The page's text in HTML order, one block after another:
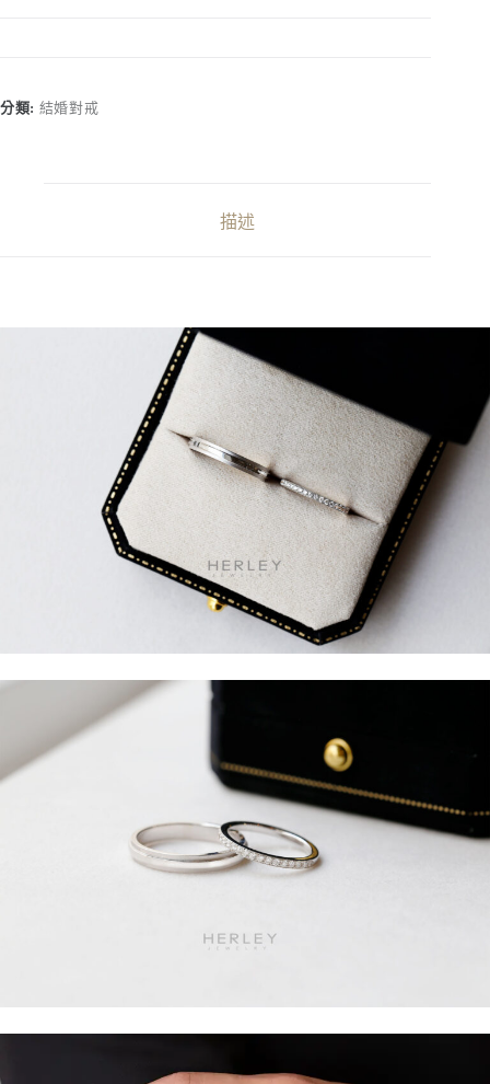
分類: 結婚對戒
描述